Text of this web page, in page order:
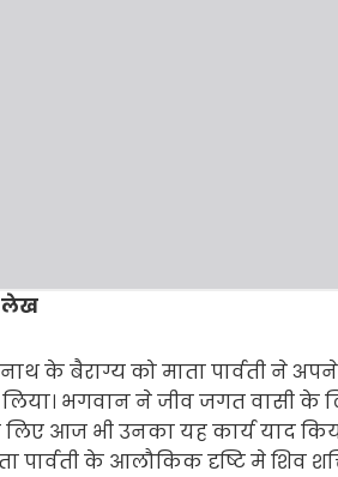
लेख
के बैराग्य को माता पार्वती ने
भगवान ने जीव जगत वासी के
आज भी उनका यह कार्य याद
पार्वती के आलौकिक दृष्टि मे शिव